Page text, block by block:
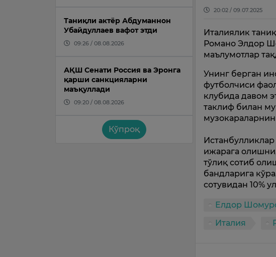
Таниқли актёр Абдуманнон
Убайдуллаев вафот этди
09:26 / 08.08.2026
АҚШ Сенати Россия ва Эронга
қарши санкцияларни
маъқуллади
09:20 / 08.08.2026
Кўпроқ
20:02 / 09.07.2025
Италиялик
Романо Элдор
маълумотлар
Унинг берган
футболчиси
клубида давом
таклиф билан
ижарага
тўлиқ сотиб
бандларига
сотувидан 10%
Елдор
Италия